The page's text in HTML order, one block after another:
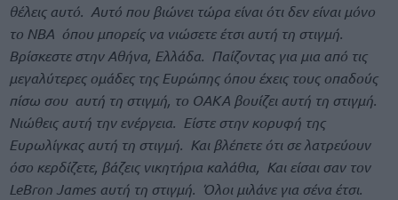
θέλεις αυτό. Αυτό που βιώνει τώρα είναι ότι δεν είναι μόνο
το ΝΒΑ όπου μπορείς να νιώσετε έτσι αυτή τη στιγμή.
Βρίσκεστε στην Αθήνα, Ελλάδα. Παίζοντας για μια από τις
μεγαλύτερες ομάδες της Ευρώπης όπου έχεις τους οπαδούς
πίσω σου αυτή τη στιγμή, το ΟΑΚΑ βουίζει αυτή τη στιγμή.
Νιώθεις αυτή την ενέργεια. Είστε στην κορυφή της
Ευρωλίγκας αυτή τη στιγμή. Και βλέπετε ότι σε λατρεύουν
όσο κερδίζετε, βάζεις νικητήρια καλάθια, Και είσαι σαν τον
LeBron James αυτή τη στιγμή. Όλοι μιλάνε για σένα έτσι.